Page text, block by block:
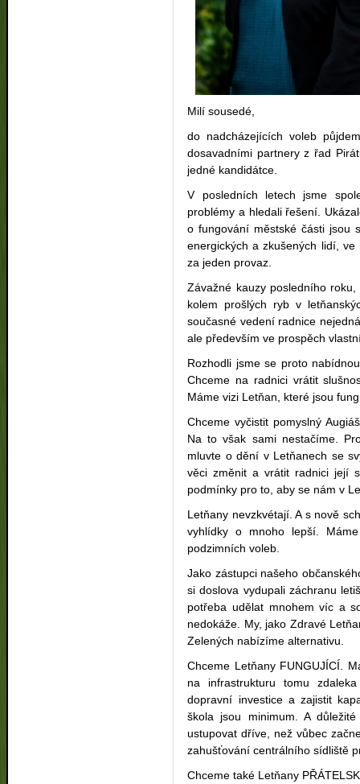
Milí sousedé,
do nadcházejících voleb
dosavadními partnery z řad
jedné kandidátce.
V posledních letech jsme
problémy a hledali řešení.
o fungování městské části jsou
energických a zkušených lidí,
za jeden provaz.
Závažné kauzy posledního
kolem prošlých ryb v
současné vedení radnice
ale především ve prospěch
Rozhodli jsme se proto
Chceme na radnici vrátit
Máme vizi Letňan, které jsou
Chceme vyčistit pomyslný
Na to však sami nestačíme.
mluvte o dění v Letňanech se
věci změnit a vrátit radnici její
podmínky pro to, aby se nám v
Letňany nevzkvétají. A s nově
vyhlídky o mnoho lepší.
podzimních voleb.
Jako zástupci našeho
si doslova vydupali záchranu
potřeba udělat mnohem víc a
nedokáže. My, jako Zdravé
Zelených nabízíme alternativu.
Chceme Letňany FUNGUJÍCÍ.
na infrastrukturu tomu
dopravní investice a zajistit
škola jsou minimum. A
ustupovat dříve, než vůbec
zahušťování centrálního sídliště
Chceme také Letňany